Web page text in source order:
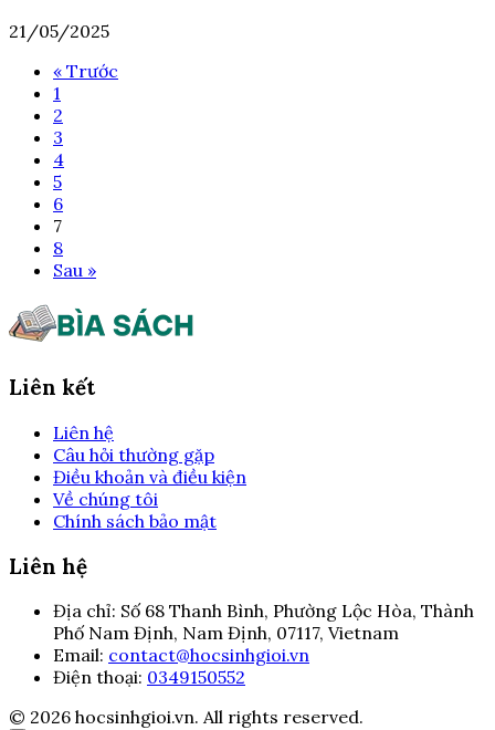
21/05/2025
« Trước
1
2
3
4
5
6
7
8
Sau »
Liên kết
Liên hệ
Câu hỏi thường gặp
Điều khoản và điều kiện
Về chúng tôi
Chính sách bảo mật
Liên hệ
Địa chỉ: Số 68 Thanh Bình, Phường Lộc Hòa, Thành
Phố Nam Định, Nam Định, 07117, Vietnam
Email: contact@hocsinhgioi.vn
Điện thoại: 0349150552
© 2026 hocsinhgioi.vn. All rights reserved.